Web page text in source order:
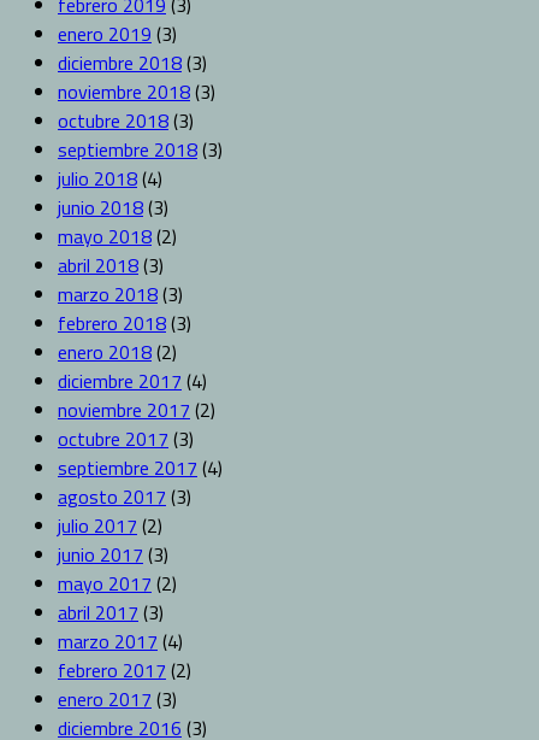
enero 2019 (3)
diciembre 2018(3)
noviembre 2018(3)
octubre 2018(3)
septiembre 2018(3)
julio 2018(4)
junio 2018(3)
mayo 2018(2)
abril 2018(3)
marzo 2018(3)
febrero 2018(3)
enero 2018(2)
diciembre 2017 (4)
noviembre 2017 (2)
octubre 2017 (3)
septiembre 2017 (4)
agosto 2017 (3)
julio 2017 (2)
junio 2017 (3)
mayo 2017 (2)
abril 2017 (3)
marzo 2017 (4)
febrero 2017 (2)
enero 2017 (3)
diciembre 2016 (3)